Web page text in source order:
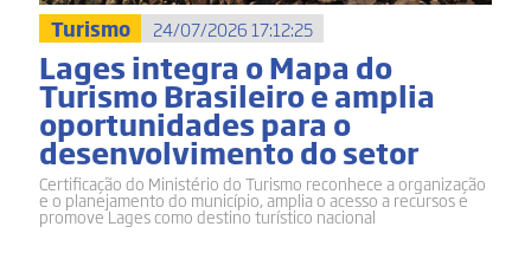
Turismo 24/07/2026 17:12:25
Lages integra o Mapa do
Turismo Brasileiro e amplia
oportunidades para o
desenvolvimento do setor
Certificação do Ministério do Turismo reconhece a organização
e o planejamento do município, amplia o acesso a recursos e
promove Lages como destino turístico nacional